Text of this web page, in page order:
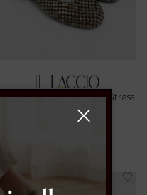
Ballerina Mary Jane Con Strass
Gold
PROMOZIONI